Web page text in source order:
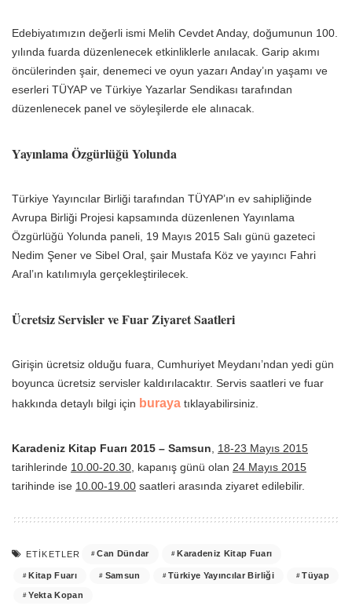
Edebiyatımızın değerli ismi Melih Cevdet Anday, doğumunun 100.
yılında fuarda düzenlenecek etkinliklerle anılacak. Garip akımı
öncülerinden şair, denemeci ve oyun yazarı Anday’ın yaşamı ve
eserleri TÜYAP ve Türkiye Yazarlar Sendikası tarafından
düzenlenecek panel ve söyleşilerde ele alınacak.
Yayınlama Özgürlüğü Yolunda
Türkiye Yayıncılar Birliği tarafından TÜYAP’ın ev sahipliğinde
Avrupa Birliği Projesi kapsamında düzenlenen Yayınlama
Özgürlüğü Yolunda paneli, 19 Mayıs 2015 Salı günü gazeteci
Nedim Şener ve Sibel Oral, şair Mustafa Köz ve yayıncı Fahri
Aral’ın katılımıyla gerçekleştirilecek.
Ücretsiz Servisler ve Fuar Ziyaret Saatleri
Girişin ücretsiz olduğu fuara, Cumhuriyet Meydanı’ndan yedi gün
boyunca ücretsiz servisler kaldırılacaktır. Servis saatleri ve fuar
hakkında detaylı bilgi için buraya tıklayabilirsiniz.
Karadeniz Kitap Fuarı 2015 – Samsun
18-23 Mayıs 2015
tarihlerinde 10.00-20.30 , kapanış günü olan 24 Mayıs 2015
tarihinde ise 10.00-19.00 saatleri arasında ziyaret edilebilir.
ETIKETLER Can Dündar Karadeniz Kitap Fuarı
Kitap Fuarı Samsun Türkiye Yayıncılar Birliği Tüyap
Yekta Kopan